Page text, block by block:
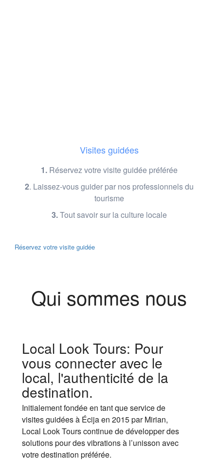
Visites guidées
1. Réservez votre visite guidée préférée
2. Laissez-vous guider par nos professionnels du
tourisme
3.Tout savoir sur la culture locale
Réservez votre visite guidée
Qui sommes nous
Local Look Tours: Pour
vous connecter avec le
local, l'authenticité de la
destination.
Initialement fondée en tant que service de
visites guidées à Écija en 2015 par Mirian,
Local Look Tours continue de développer des
solutions pour des vibrations à l’unisson avec
votre destination préférée.